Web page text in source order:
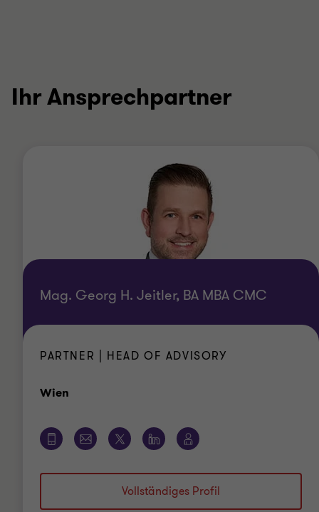
Ihr Ansprechpartner
Mag. Georg H. Jeitler, BA MBA CMC
PARTNER | HEAD OF ADVISORY
Wien
Vollständiges Profil